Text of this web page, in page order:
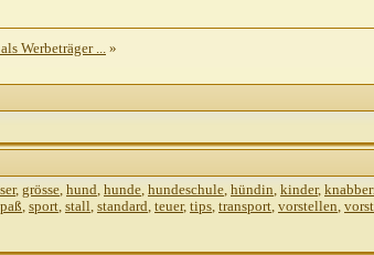
Werbeträger ... »
, grösse, hund, hunde, hundeschule, hündin, kinder,
, sport, stall, standard, teuer, tips, transport, vorstellen,